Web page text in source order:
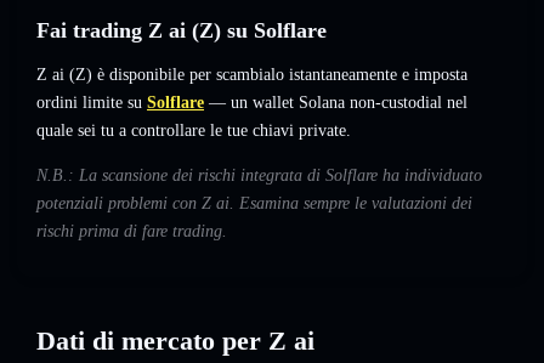
Fai trading Z ai (Z) su Solflare
Z ai (Z) è disponibile per scambialo istantaneamente e imposta
ordini limite su Solflare — un wallet Solana non-custodial nel
quale sei tu a controllare le tue chiavi private.
N.B.: La scansione dei rischi integrata di Solflare ha individuato
potenziali problemi con Z ai. Esamina sempre le valutazioni dei
rischi prima di fare trading.
Dati di mercato per Z ai